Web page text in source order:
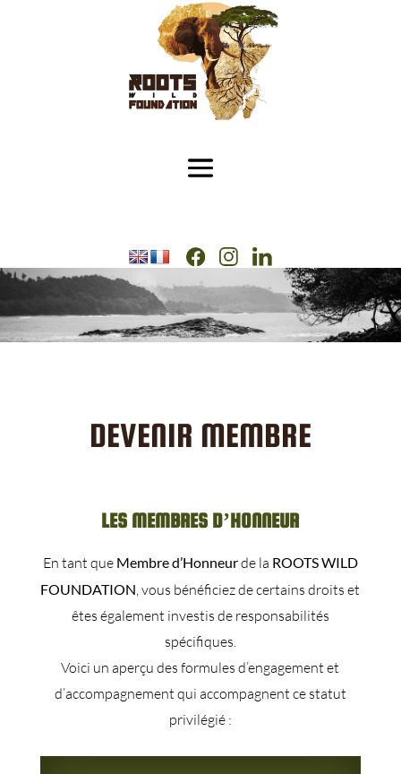
DEVENIR MEMBRE
LES MEMBRES D’HONNEUR
En tant que Membre d’Honneurde la ROOTS WILD
FOUNDATION , vous bénéficiez de certains droits et
êtes également investis de responsabilités
spécifiques.
Voici un aperçu des formules d’engagement et
d’accompagnement qui accompagnent ce statut
privilégié :